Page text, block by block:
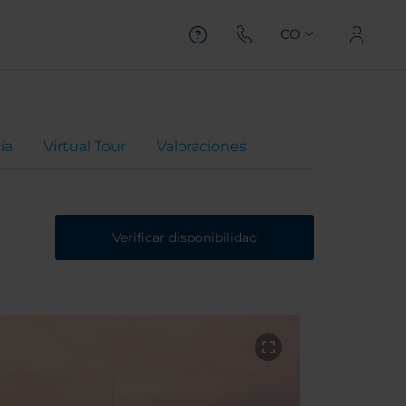
CO
Virtual Tour Valoraciones
Verificar disponibilidad